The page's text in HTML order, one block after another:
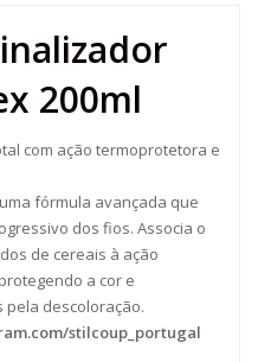
200ml
com ação termoprotetora e
fórmula avançada que
dos fios. Associa o
de cereais à ação
a cor e
descoloração.
stilcoup_portugal